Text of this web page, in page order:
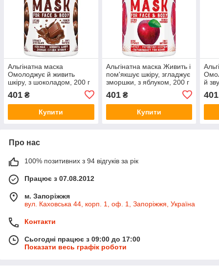
Альгінатна маска
Омолоджує й живить
шкіру, з шоколадом, 200 г
401 ₴
Купити
Альгінатна маска Живить і
пом'якшує шкіру, згладжує
зморшки, з яблуком, 200 г
401₴
Купити
й
401
Про нас
100% позитивних з 94 відгуків за рік
Працює з 07.08.2012
м. Запоріжжя
вул. Каховська 44, корп. 1, оф. 1, Запоріжжя, Україна
Контакти
Сьогодні працює з 09:00 до 17:00
Показати весь графік роботи